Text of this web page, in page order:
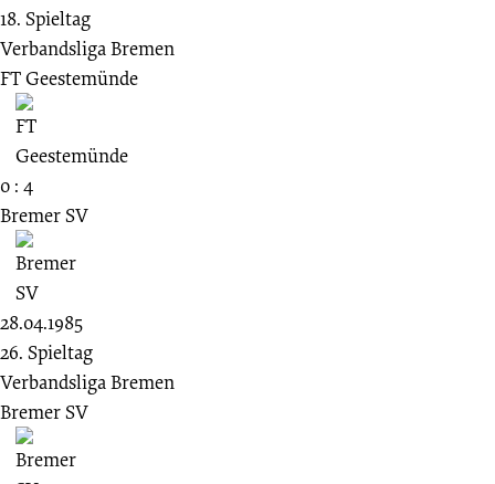
18. Spieltag
Verbandsliga Bremen
FT Geestemünde
0 : 4
Bremer SV
28.04.1985
26. Spieltag
Verbandsliga Bremen
Bremer SV